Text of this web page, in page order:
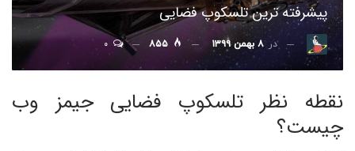
پیشرفته ترین تلسکوپ فضایی
در ۸ بهمن ۱۳۹۹
نقطه نظر تلسکوپ فضایی جیمز وب
چیست؟